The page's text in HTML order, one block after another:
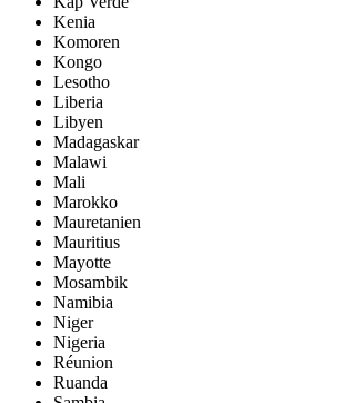
Kenia
Komoren
Kongo
Lesotho
Liberia
Libyen
Madagaskar
Malawi
Mali
Marokko
Mauretanien
Mauritius
Mayotte
Mosambik
Namibia
Niger
Nigeria
Réunion
Ruanda